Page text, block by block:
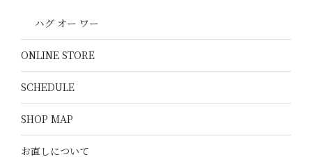
ハグ オー ワー
ONLINE STORE
SCHEDULE
SHOP MAP
お直しについて